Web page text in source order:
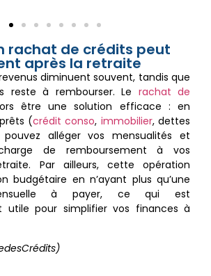
rachat de crédits peut
après la retraite
diminuent souvent, tandis que
reste à rembourser. Le rachat de
être une solution efficace : en
(crédit conso, immobilier, dettes
pouvez alléger vos mensualités et
de remboursement à vos
Par ailleurs, cette opération
budgétaire en n’ayant plus qu’une
à payer, ce qui est
utile pour simplifier vos finances à